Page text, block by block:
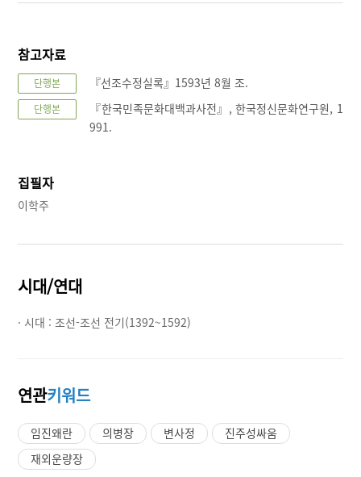
참고자료
단행본 『선조수정실록』1593년 8월 조.
단행본
『한국민족문화대백과사전』, 한국정신문화연구원, 1
991.
집필자
이학주
시대/연대
· 시대 :조선-조선 전기(1392~1592)
연관키워드
임진왜란 의병장 변사정
진주성싸움
재외운량장